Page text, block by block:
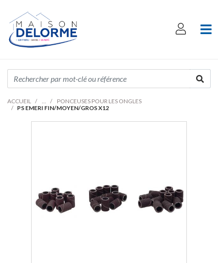
ACCUEIL
PONCEUSES POUR LES ONGLES
PS EMERI FIN/MOYEN/GROS X12